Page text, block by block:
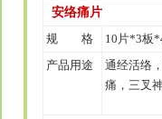
安络痛片
规 格
10片*3板
产品用途
通经活络
痛，三叉